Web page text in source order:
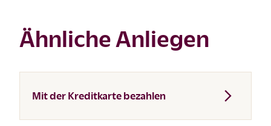
Ähnliche Anliegen
Mit der Kreditkarte bezahlen